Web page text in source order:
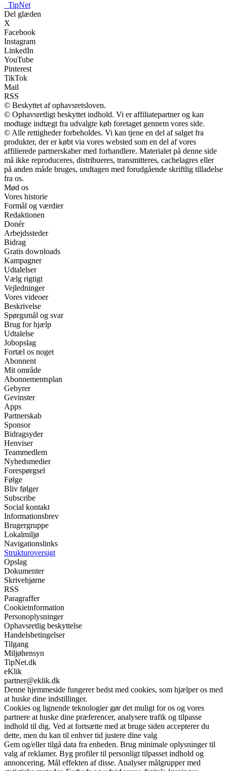
TipNet
Del glæden
X
Facebook
Instagram
LinkedIn
YouTube
Pinterest
TikTok
Mail
RSS
© Beskyttet af ophavsretsloven.
© Ophavsretligt beskyttet indhold. Vi er affiliatepartner og kan
modtage indtægt fra udvalgte køb foretaget gennem vores side.
© Alle rettigheder forbeholdes. Vi kan tjene en del af salget fra
produkter, der er købt via vores websted som en del af vores
affilierede partnerskaber med forhandlere. Materialet på denne side
må ikke reproduceres, distribueres, transmitteres, cachelagres eller
på anden måde bruges, undtagen med forudgående skriftlig tilladelse
fra os.
Mød os
Vores historie
Formål og værdier
Redaktionen
Donér
Arbejdssteder
Bidrag
Gratis downloads
Kampagner
Udtalelser
Vælg rigtigt
Vejledninger
Vores videoer
Beskrivelse
Spørgsmål og svar
Brug for hjælp
Udtalelse
Jobopslag
Fortæl os noget
Abonnent
Mit område
Abonnementsplan
Gebyrer
Gevinster
Apps
Partnerskab
Sponsor
Bidragsyder
Henviser
Teammedlem
Nyhedsmedier
Forespørgsel
Følge
Bliv følger
Subscribe
Social kontakt
Informationsbrev
Brugergruppe
Lokalmiljø
Navigationslinks
Strukturoversigt
Opslag
Dokumenter
Skrivehjørne
RSS
Paragraffer
Cookieinformation
Personoplysninger
Ophavsretlig beskyttelse
Handelsbetingelser
Tilgang
Miljøhensyn
TipNet.dk
eKlik
partner@eklik.dk
Denne hjemmeside fungerer bedst med cookies, som hjælper os med
at huske dine indstillinger.
Cookies og lignende teknologier gør det muligt for os og vores
partnere at huske dine præferencer, analysere trafik og tilpasse
indhold til dig. Ved at fortsætte med at bruge siden accepterer du
dette, men du kan til enhver tid justere dine valg
Gem og/eller tilgå data fra enheden. Brug minimale oplysninger til
valg af reklamer. Byg profiler til personligt tilpasset indhold og
annoncering. Mål effekten af disse. Analyser målgrupper med